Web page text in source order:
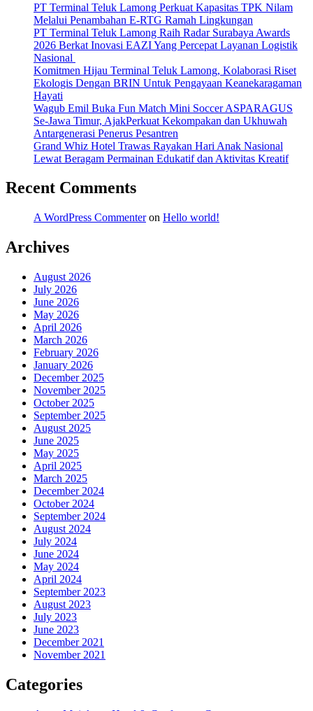
PT Terminal Teluk Lamong Perkuat Kapasitas TPK Nilam
Melalui Penambahan E-RTG Ramah Lingkungan
PT Terminal Teluk Lamong Raih Radar Surabaya Awards
2026 Berkat Inovasi EAZI Yang Percepat Layanan Logistik
Nasional
Komitmen Hijau Terminal Teluk Lamong, Kolaborasi Riset
Ekologis Dengan BRIN Untuk Pengayaan Keanekaragaman
Hayati
Wagub Emil Buka Fun Match Mini Soccer ASPARAGUS
Se-Jawa Timur, AjakPerkuat Kekompakan dan Ukhuwah
Antargenerasi Penerus Pesantren
Grand Whiz Hotel Trawas Rayakan Hari Anak Nasional
Lewat Beragam Permainan Edukatif dan Aktivitas Kreatif
Recent Comments
A WordPress Commenteron Hello world!
Archives
August 2026
July 2026
June 2026
May 2026
April 2026
March 2026
February 2026
January 2026
December 2025
November 2025
October 2025
September 2025
August 2025
June 2025
May 2025
April 2025
March 2025
December 2024
October 2024
September 2024
August 2024
July 2024
June 2024
May 2024
April 2024
September 2023
August 2023
July 2023
June 2023
December 2021
November 2021
Categories